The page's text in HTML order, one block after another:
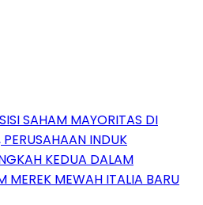
SAHAM MAYORITAS DI
INDUK
KEDUA DALAM
MEREK MEWAH ITALIA BARU